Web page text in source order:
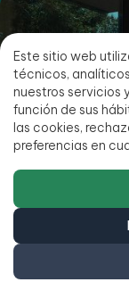
Este sitio web
técnicos,
nuestros servicios
función de sus
las cookies,
preferencias en